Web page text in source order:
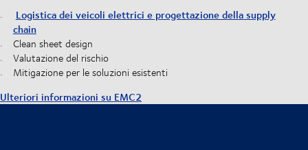
Logistica dei veicoli elettrici e progettazione della supply
chain
Clean sheet design
Valutazione del rischio
Mitigazione per le soluzioni esistenti
Ulteriori informazioni su EMC2